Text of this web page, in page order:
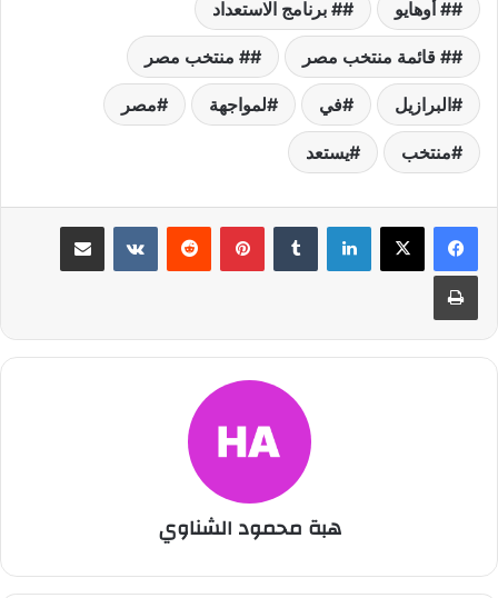
# أوهايو # برنامج الاستعداد
# قائمة منتخب مصر # منتخب مصر
البرازيل في لمواجهة مصر
منتخب يستعد
لينكدإن بينتيريست مشاركة عبر البريد
طباعة
هبة محمود الشناوي